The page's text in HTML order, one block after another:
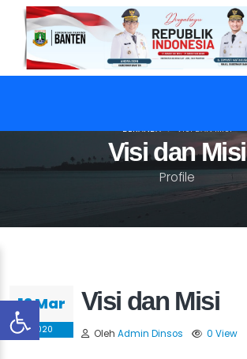
Visi dan Misi
Profile
BERANDA VISI DAN MISI
19 Mar
2020
Visi dan Misi
Oleh Admin Dinsos 0 View